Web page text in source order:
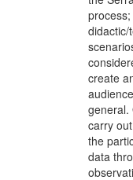
didactic/
create
general.
carry
the
data